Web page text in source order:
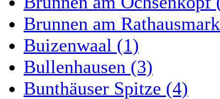
Brunnen am
Buizenwaal (1)
Bullenhausen (3)
Bunthäuser Spitze (4)